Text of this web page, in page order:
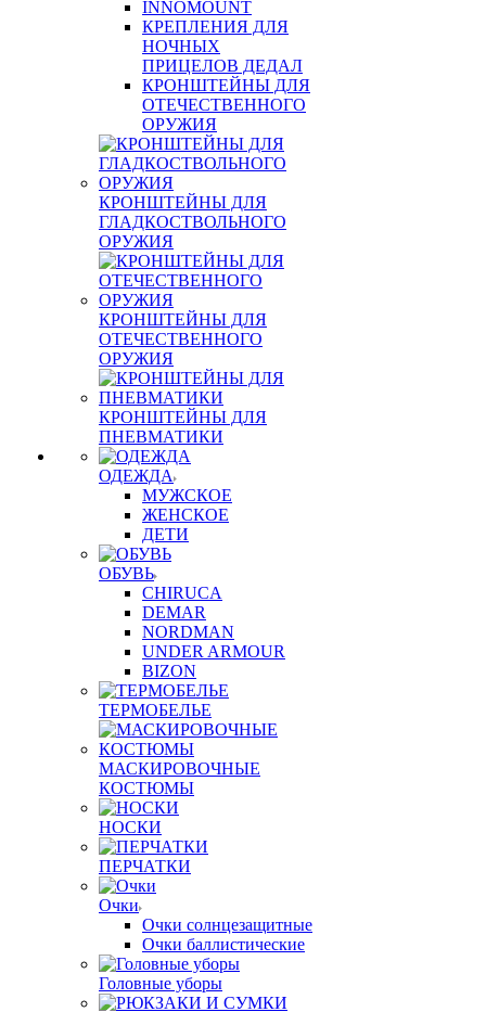
INNOMOUNT
КРЕПЛЕНИЯ ДЛЯ
НОЧНЫХ
ПРИЦЕЛОВ ДЕДАЛ
КРОНШТЕЙНЫ ДЛЯ
ОТЕЧЕСТВЕННОГО
ОРУЖИЯ
КРОНШТЕЙНЫ ДЛЯ
ГЛАДКОСТВОЛЬНОГО
ОРУЖИЯ
КРОНШТЕЙНЫ ДЛЯ
ОТЕЧЕСТВЕННОГО
ОРУЖИЯ
КРОНШТЕЙНЫ ДЛЯ
ПНЕВМАТИКИ
ОДЕЖДА
МУЖСКОЕ
ЖЕНСКОЕ
ДЕТИ
ОБУВЬ
CHIRUCA
DEMAR
NORDMAN
UNDER ARMOUR
BIZON
ТЕРМОБЕЛЬЕ
МАСКИРОВОЧНЫЕ
КОСТЮМЫ
НОСКИ
ПЕРЧАТКИ
Очки
Очки солнцезащитные
Очки баллистические
Головные уборы